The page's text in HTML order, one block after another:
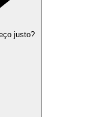
justo?